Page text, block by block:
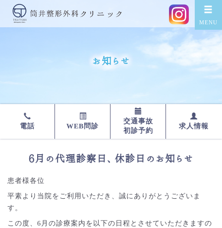
お知らせ
電話 WEB問診
交通事故
初診予約
求人情報
6月の代理診察日、休診日のお知らせ
患者様各位
平素より当院をご利用いただき、誠にありがとうございま
す。
この度、6月の診療案内を以下の日程とさせていただきますの